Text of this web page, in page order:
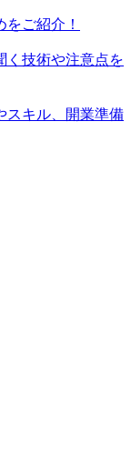
ご紹介！
く技術や注意点を
スキル、開業準備